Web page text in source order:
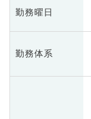
勤務曜日
勤務体系